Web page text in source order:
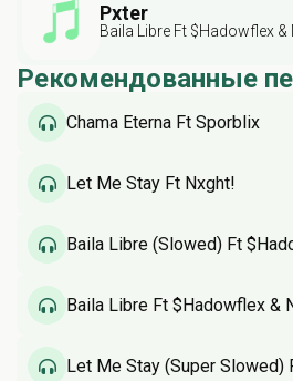
Pxter
Baila Libre Ft $Hadowflex &
Рекомендованные
Chama Eterna Ft Sporblix
Let Me Stay Ft Nxght!
Baila Libre (Slowed) Ft
Baila Libre Ft $Hadowflex &
Let Me Stay (Super Slowed)